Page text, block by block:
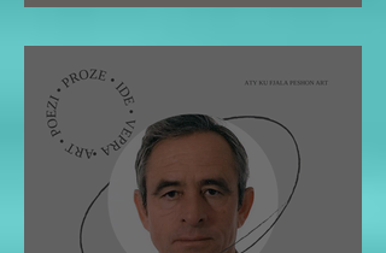
me lopë